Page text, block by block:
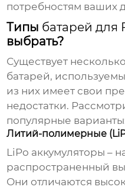
потребностям ваших
Типы батарей для
выбрать?
Существует
батарей,
из них имеет свои
недостатки.
популярные
Литий-полимерные
LiPo аккумуляторы –
распространенный
Они отличаются